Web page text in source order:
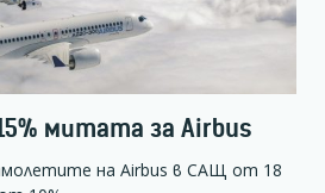
митата за Airbus
на Airbus в САЩ от 18